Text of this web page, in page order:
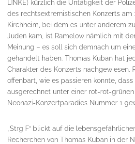
LINKE) kürzlich die Untätigkeit der
des rechtsextremistischen Konzerts am
Kirchheim, bei dem es unter anderem
Juden kam, ist Ramelow nämlich mit
Meinung – es soll sich demnach um
gehandelt haben. Thomas Kuban hat
Charakter des Konzerts nachgewiesen.
offenbart, wie es passieren konnte,
ausgerechnet unter einer rot-rot-
Neonazi-Konzertparadies Nummer 1
„Strg F“ blickt auf die
Recherchen von Thomas Kuban in der